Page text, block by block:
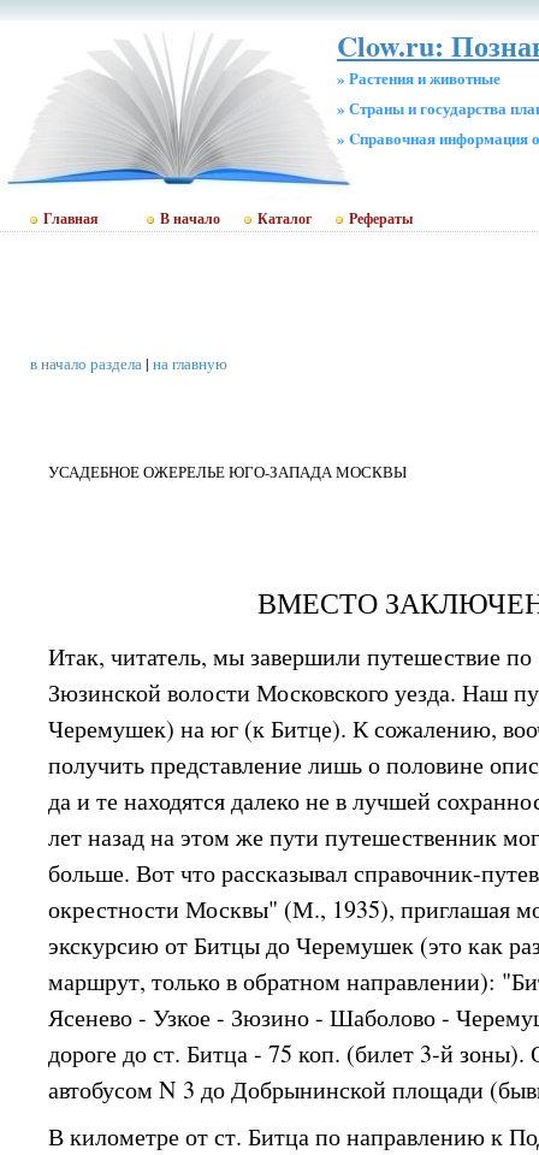
Clow.ru:
» Растения и животные
» Страны и государства
» Cправочная информация
Главная В начало Каталог Рефераты
в начало раздела| на главную
УСАДЕБНОЕ ОЖЕРЕЛЬЕ ЮГО-ЗАПАДА МОСКВЫ
ВМЕСТО
Итак, читатель, мы завершили путешествие
Зюзинской волости Московского уезда. Наш
Черемушек) на юг (к Битце). К сожалению,
получить представление лишь о половине
да и те находятся далеко не в лучшей
лет назад на этом же пути путешественник
больше. Вот что рассказывал справочник-
окрестности Москвы" (М., 1935), приглашая
экскурсию от Битцы до Черемушек (это как
маршрут, только в обратном направлении):
Ясенево - Узкое - Зюзино - Шаболово -
дороге до ст. Битца - 75 коп. (билет 3-й
автобусом N 3 до Добрынинской площади
В километре от ст. Битца по направлению к